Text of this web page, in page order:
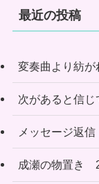
最近の投稿
変奏曲より紡
次があると信
メッセージ返
成瀬の物置き